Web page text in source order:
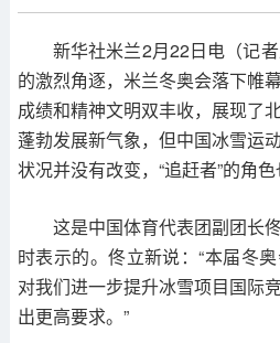
新华社米兰2月22日电（记
的激烈角逐，米兰冬奥会落下帷
成绩和精神文明双丰收，展现了
蓬勃发展新气象，但中国冰雪运
状况并没有改变，“追赶者”的角色
这是中国体育代表团副团长
时表示的。佟立新说：“本届冬
对我们进一步提升冰雪项目国际
出更高要求。”